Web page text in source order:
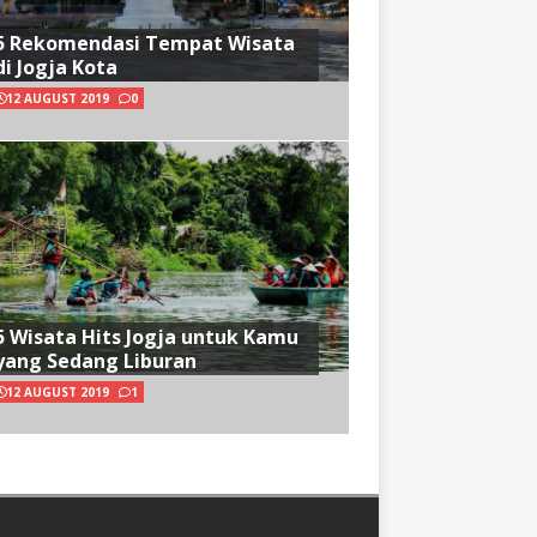
Rekomendasi Tempat Wisata
Jogja Kota
12 AUGUST 2019 0
Wisata Hits Jogja untuk Kamu
Sedang Liburan
12 AUGUST 2019 1